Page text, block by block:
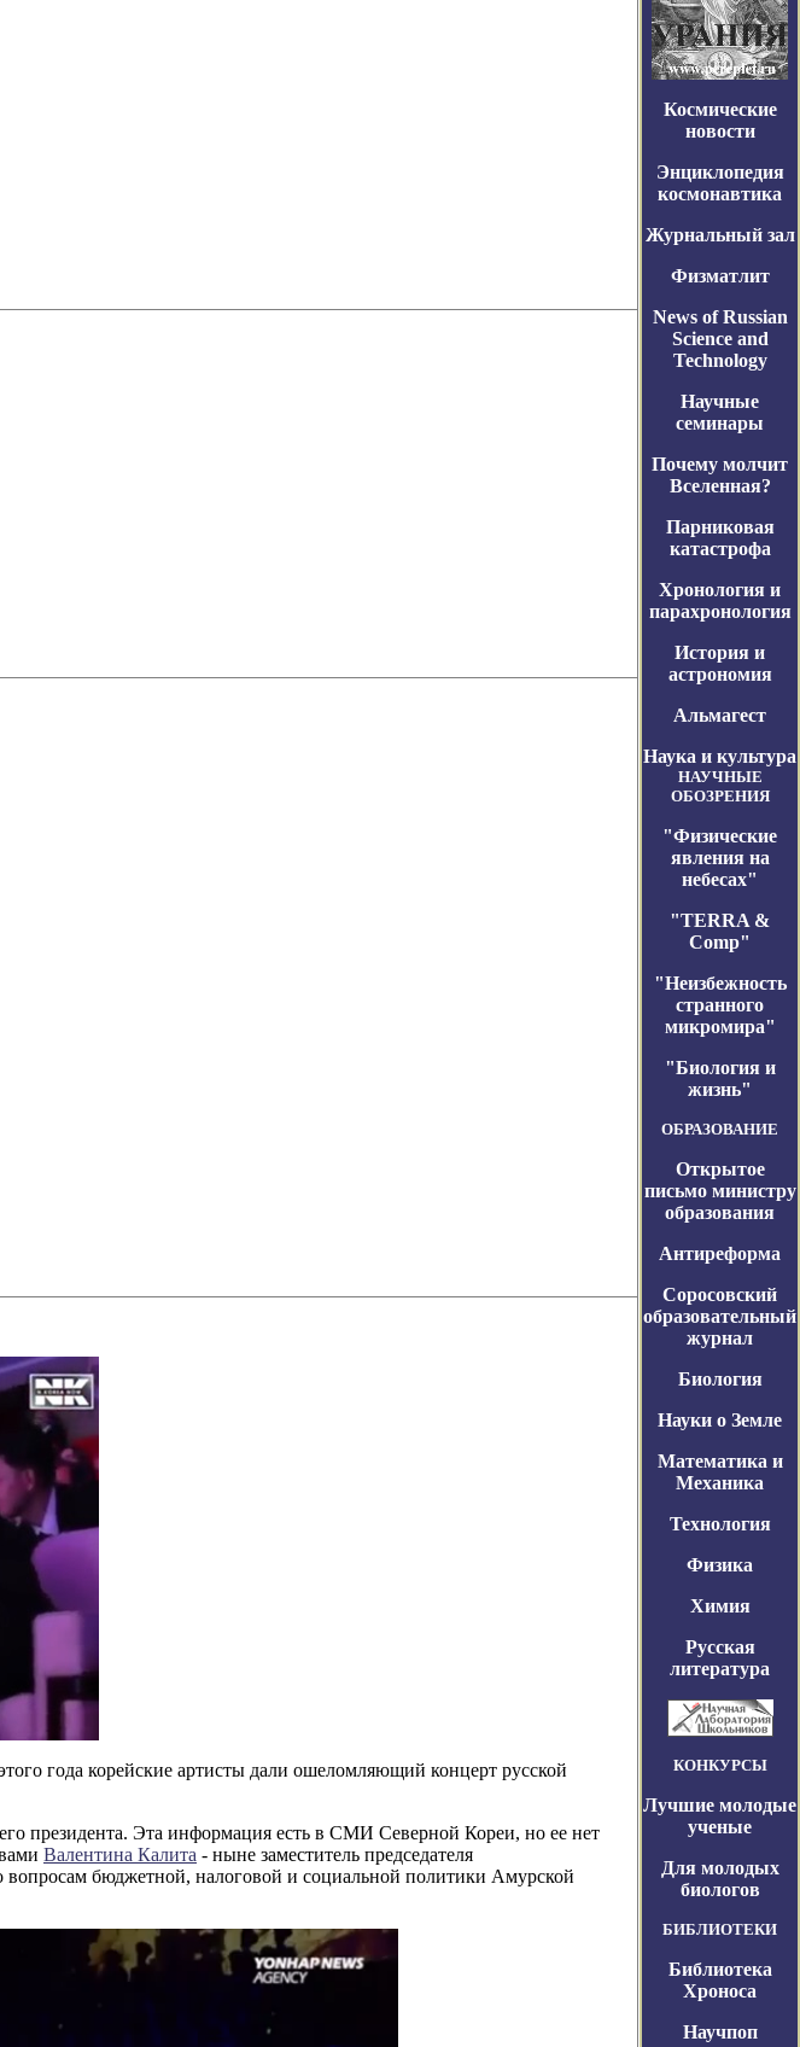
года корейские артисты дали ошеломляющий концерт русской
президента. Эта информация есть в СМИ Северной Кореи, но ее нет
Валентина Калита - ныне заместитель председателя
вопросам бюджетной, налоговой и социальной политики Амурской
Космические
новости
Энциклопедия
космонавтика
Журнальный зал
Физматлит
News of Russian
Science and
Technology
Научные
семинары
Почему молчит
Вселенная?
Парниковая
катастрофа
Хронология и
парахронология
История и
астрономия
Альмагест
Наука и культура
НАУЧНЫЕ
ОБОЗРЕНИЯ
"Физические
явления на
небесах"
"TERRA &
Comp"
"Неизбежность
странного
микромира"
"Биология и
жизнь"
ОБРАЗОВАНИЕ
Открытое
письмо министру
образования
Антиреформа
Соросовский
образовательный
журнал
Биология
Науки о Земле
Математика и
Механика
Технология
Физика
Химия
Русская
литература
КОНКУРСЫ
Лучшие молодые
ученые
Для молодых
биологов
БИБЛИОТЕКИ
Библиотека
Хроноса
Научпоп